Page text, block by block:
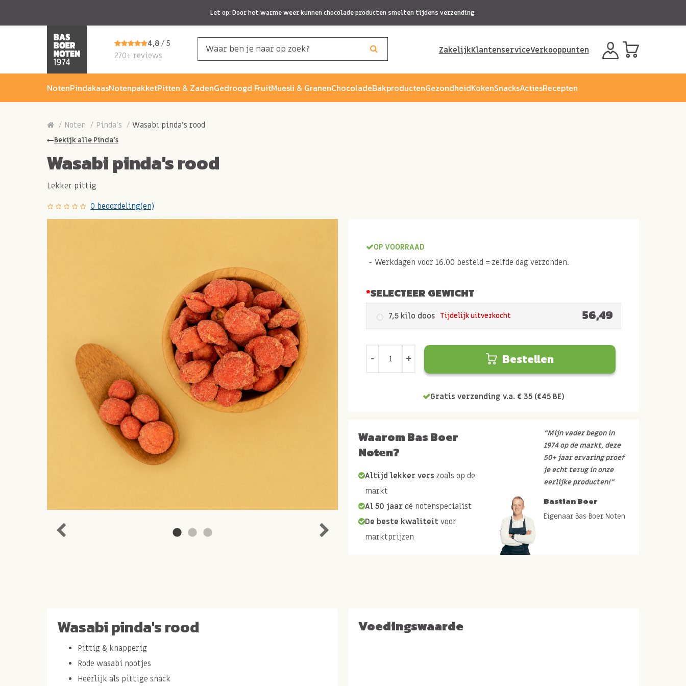
Let op: Door het warme weer kunnen chocolade producten smelten tijdens verzending.
4,8/ 5
270+ reviews
ZakelijkKlantenserviceVerkooppunten
NotenPindakaasNotenpakketPitten & ZadenGedroogd FruitMuesli & GranenChocoladeBakproductenGezondheidKokenSnacksActiesRecepten
Noten Pinda's Wasabi pinda's rood
Bekijk alle Pinda's
Wasabi pinda's rood
Lekker pittig
0 beoordeling(en)
OP VOORRAAD
Werkdagen voor 16.00 besteld = zelfde dag verzonden.
SELECTEER GEWICHT
7,5 kilo doos Tijdelijk uitverkocht 56,49
Bestellen
Gratis verzending v.a. € 35 (€45 BE)
Waarom Bas Boer
Noten?
Altijd lekker vers zoals op de
markt
Al 50 jaar dé notenspecialist
De beste kwaliteit voor
marktprijzen
“Mijn vader begon in
1974 op de markt, deze
50+ jaar ervaring proef
je echt terug in onze
eerlijke producten!”
Bastian Boer
Eigenaar Bas Boer Noten
Wasabi pinda's rood
Pittig & knapperig
Rode wasabi nootjes
Heerlijk als pittige snack
Voedingswaarde